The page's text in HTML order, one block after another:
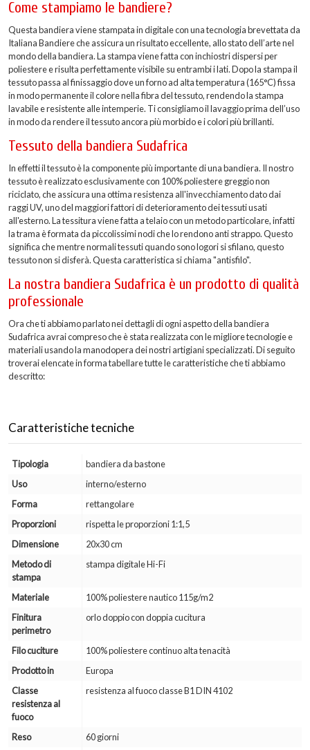
Come stampiamo le bandiere?
Questa bandiera viene stampata in digitale con una tecnologia brevettata da
Italiana Bandiere che assicura un risultato eccellente, allo stato dell’arte nel
mondo della bandiera. La stampa viene fatta con inchiostri dispersi per
poliestere e risulta perfettamente visibile su entrambi i lati. Dopo la stampa il
tessuto passa al finissaggio dove un forno ad alta temperatura (165°C) fissa
in modo permanente il colore nella fibra del tessuto, rendendo la stampa
lavabile e resistente alle intemperie. Ti consigliamo il lavaggio prima dell’uso
in modo da rendere il tessuto ancora più morbido e i colori più brillanti.
Tessuto della bandiera Sudafrica
In effetti il tessuto è la componente più importante di una bandiera. Il nostro
tessuto è realizzato esclusivamente con 100% poliestere greggio non
riciclato, che assicura una ottima resistenza all'invecchiamento dato dai
raggi UV, uno del maggiori fattori di deterioramento dei tessuti usati
all'esterno. La tessitura viene fatta a telaio con un metodo particolare, infatti
la trama è formata da piccolissimi nodi che lo rendono anti strappo. Questo
significa che mentre normali tessuti quando sono logori si sfilano, questo
tessuto non si disferà. Questa caratteristica si chiama "antisfilo".
La nostra bandiera Sudafrica è un prodotto di qualità
professionale
Ora che ti abbiamo parlato nei dettagli di ogni aspetto della bandiera
Sudafrica avrai compreso che è stata realizzata con le migliore tecnologie e
materiali usando la manodopera dei nostri artigiani specializzati. Di seguito
troverai elencate in forma tabellare tutte le caratteristiche che ti abbiamo
descritto:
Caratteristiche tecniche
Tipologia
bandiera da bastone
Uso
interno/esterno
Forma
rettangolare
Proporzioni
rispetta le proporzioni 1:1,5
Dimensione
20x30 cm
Metodo di
stampa
stampa digitale Hi-Fi
Materiale
100% poliestere nautico 115g/m2
Finitura
perimetro
orlo doppio con doppia cucitura
Filo cuciture
100% poliestere continuo alta tenacità
Prodotto in
Europa
Classe
resistenza al
fuoco
resistenza al fuoco classe B1 DIN 4102
Reso
60 giorni